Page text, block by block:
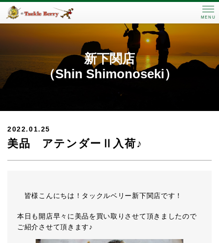
MENU
新下関店
（Shin Shimonoseki）
2022.01.25
美品 アテンダーⅡ入荷♪
皆様こんにちは！タックルベリー新下関店です！
本日も開店早々に美品を買い取りさせて頂きましたので
ご紹介させて頂きます♪